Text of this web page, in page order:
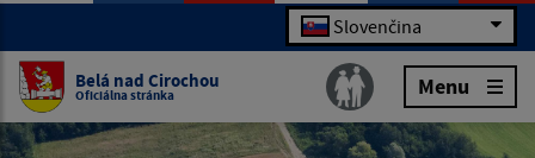
Slovenčina
Belá nad Cirochou
Oficiálna stránka Menu